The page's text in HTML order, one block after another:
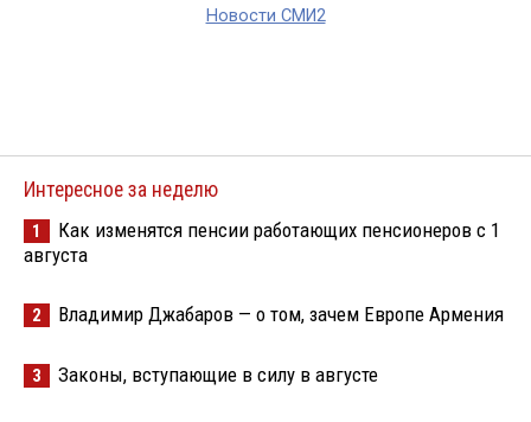
Новости СМИ2
Интересное за неделю
1
Как изменятся пенсии работающих пенсионеров с 1
августа
2 Владимир Джабаров — о том, зачем Европе Армения
3 Законы, вступающие в силу в августе